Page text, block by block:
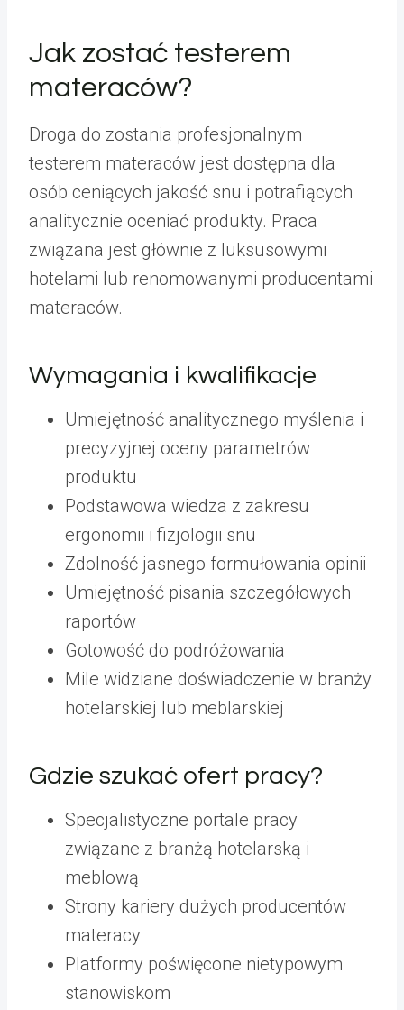
Jak zostać testerem
materaców?
Droga do zostania profesjonalnym
testerem materaców jest dostępna dla
osób ceniących jakość snu i potrafiących
analitycznie oceniać produkty. Praca
związana jest głównie z luksusowymi
hotelami lub renomowanymi producentami
materaców.
Wymagania i kwalifikacje
Umiejętność analitycznego myślenia i
precyzyjnej oceny parametrów
produktu
Podstawowa wiedza z zakresu
ergonomii i fizjologii snu
Zdolność jasnego formułowania opinii
Umiejętność pisania szczegółowych
raportów
Gotowość do podróżowania
Mile widziane doświadczenie w branży
hotelarskiej lub meblarskiej
Gdzie szukać ofert pracy?
Specjalistyczne portale pracy
związane z branżą hotelarską i
meblową
Strony kariery dużych producentów
materacy
Platformy poświęcone nietypowym
stanowiskom